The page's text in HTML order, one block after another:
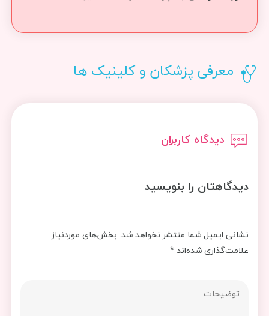
معرفی پزشکان و کلینیک ها
دیدگاه کاربران
دیدگاهتان را بنویسید
نشانی ایمیل شما منتشر نخواهد شد. بخش‌های موردنیاز
علامت‌گذاری شده‌اند*